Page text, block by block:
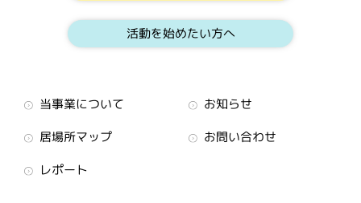
活動を始めたい方へ
当事業について
お知らせ
居場所マップ
お問い合わせ
レポート